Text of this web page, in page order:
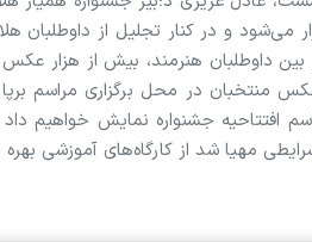
می‌شود و در کنار تجلیل از داوطلبان
منتخبان در محل برگزاری مراسم برپا
افتتاحیه جشنواره نمایش خواهیم
مهیا شد از کارگاه‌های آموزشی